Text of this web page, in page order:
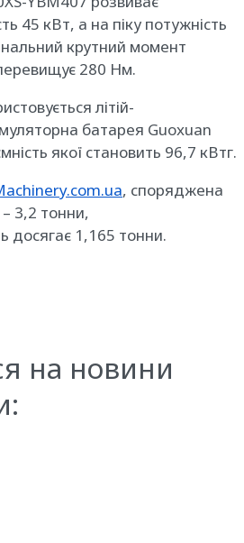
45 кВт, а на піку потужність
крутний момент
280 Нм.
літій-
батарея Guoxuan
якої становить 96,7 кВтг.
, споряджена
3,2 тонни,
досягає 1,165 тонни.
на новини